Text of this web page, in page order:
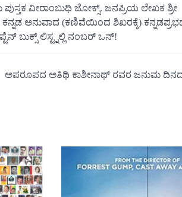
ವೀರಾಂಬುಧಿ ಜೋಕ್ಸ್. ಜನಪ್ರಿಯ ಲೇಖಕ ಶ್ರೀ
ಅನುವಾದ (ಕಣಿವೆಯಿಂದ ಶಿಖರಕ್ಕೆ)
ಬುಕ್ಸ್ ಲಿಸ್ಟ್ನಲ್ಲಿ ನಂಬರ್ ಒನ್!
ಅಪರೂಪದ ಅತಿಥಿ ಕಾಶೀನಾಥ್ ರವರ ಜನುಮ